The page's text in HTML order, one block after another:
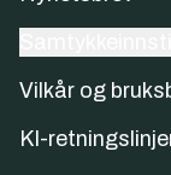
Vilkår og
KI-